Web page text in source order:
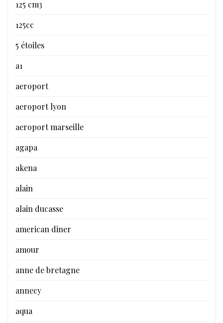
125 cm3
125cc
5 étoiles
a1
aeroport
aeroport lyon
aeroport marseille
agapa
akena
alain
alain ducasse
american diner
amour
anne de bretagne
annecy
aqua